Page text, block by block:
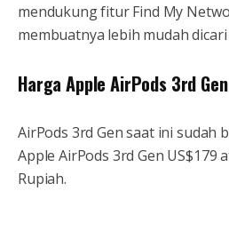
mendukung fitur Find My
membuatnya lebih mudah
Harga Apple AirPods 3rd Gen
AirPods 3rd Gen saat ini sudah
Apple AirPods 3rd Gen US$179
Rupiah.